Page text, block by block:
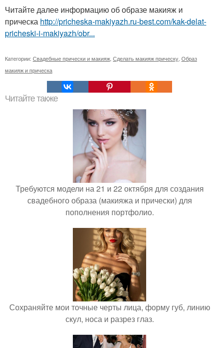
Читайте далее информацию об образе макияж и
прическа http://pricheska-makiyazh.ru-best.com/kak-delat-
pricheski-i-makiyazh/obr...
Категории: Свадебные прически и макияж Сделать макияж прическу Образ
макияж и прическа
Читайте также
Требуются модели на 21 и 22 октября для создания
свадебного образа (макияжа и прически) для
пополнения портфолио.
Сохраняйте мои точные черты лица, форму губ, линию
скул, носа и разрез глаз.